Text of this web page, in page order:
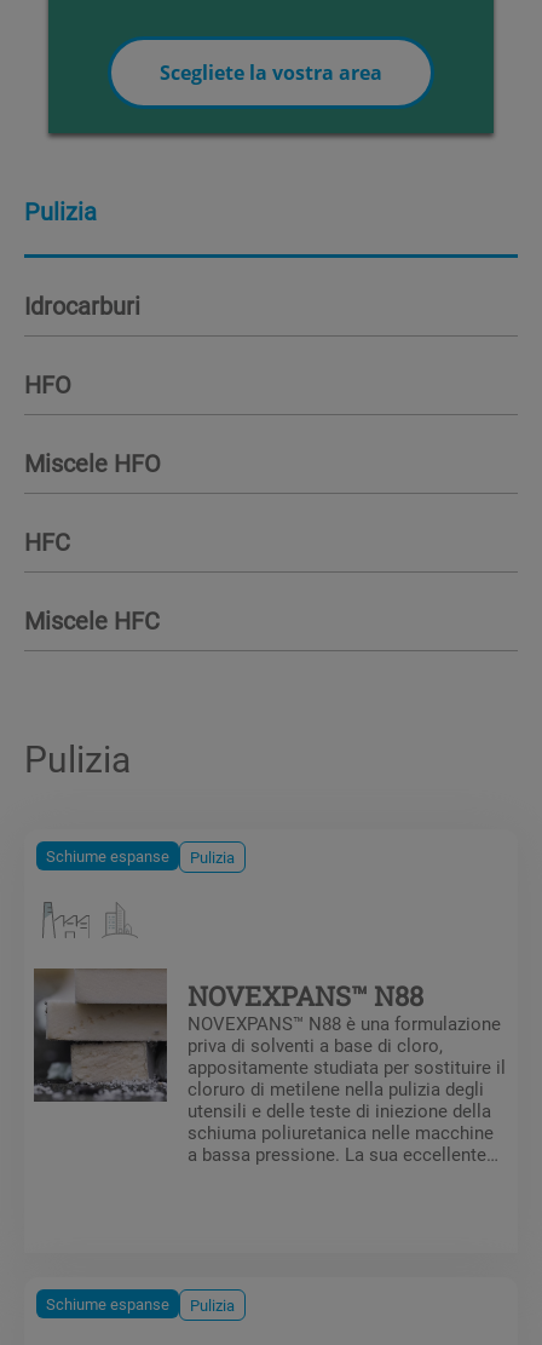
Scegliete la vostra area
Pulizia
Idrocarburi
HFO
Miscele HFO
HFC
Miscele HFC
Pulizia
Schiume espanse Pulizia
NOVEXPANS™ N88
NOVEXPANS™ N88 è una formulazione
priva di solventi a base di cloro,
appositamente studiata per sostituire il
cloruro di metilene nella pulizia degli
utensili e delle teste di iniezione della
schiuma poliuretanica nelle macchine
a bassa pressione. La sua eccellente
Schiume espanse Pulizia